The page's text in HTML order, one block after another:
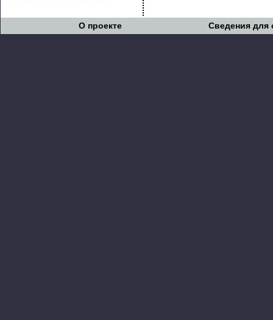
О проекте Сведения для